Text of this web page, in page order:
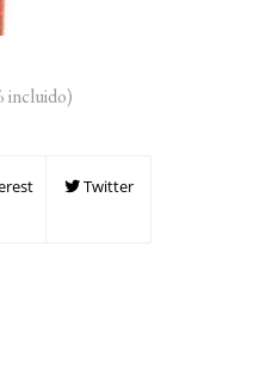
incluido)
Twitter